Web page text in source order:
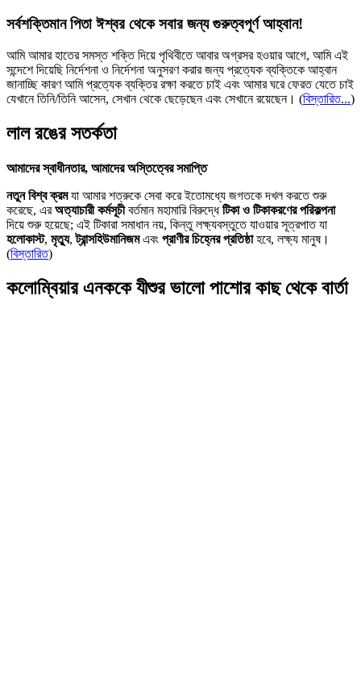
সর্বশক্তিমান পিতা ঈশ্বর থেকে সবার জন্য গুরুত্বপূর্ণ আহ্বান!
আমি আমার হাতের সমস্ত শক্তি দিয়ে পৃথিবীতে আবার অগ্রসর হওয়ার আগে, আমি এই
সন্দেশে দিয়েছি নির্দেশনা ও নির্দেশনা অনুসরণ করার জন্য প্রত্যেক ব্যক্তিকে আহ্বান
জানাচ্ছি কারণ আমি প্রত্যেক ব্যক্তির রক্ষা করতে চাই এবং আমার ঘরে ফেরত যেতে চাই
যেখানে তিনি/তিনি আসেন, সেখান থেকে ছেড়েছেন এবং সেখানে রয়েছেন। (বিস্তারিত...)
লাল রঙের সতর্কতা
আমাদের স্বাধীনতার, আমাদের অস্তিত্বের সমাপ্তি
নতুন বিশ্ব ক্রমযা আমার শত্রুকে সেবা করে ইতোমধ্যে জগতকে দখল করতে শুরু
করেছে, এরঅত্যাচারী কর্মসূচীবর্তমান মহামারি বিরুদ্ধেটিকা ও টিকাকরণের পরিকল্পনা
দিয়ে শুরু হয়েছে; এই টিকারা সমাধান নয়, কিন্তু লক্ষ্যবস্তুতে যাওয়ার সূত্রপাত যা
হলোকাস্ট, মৃত্যু,ট্রান্সহিউমানিজমএবং প্রাণীর চিহ্নের প্রতিষ্ঠাহবে, লক্ষ্য মানুষ।
(বিস্তারিত)
কলোম্বিয়ার এনককে যীশুর ভালো পাশোর কাছ থেকে বার্তা